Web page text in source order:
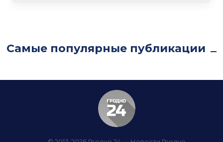
Самые популярные публикации